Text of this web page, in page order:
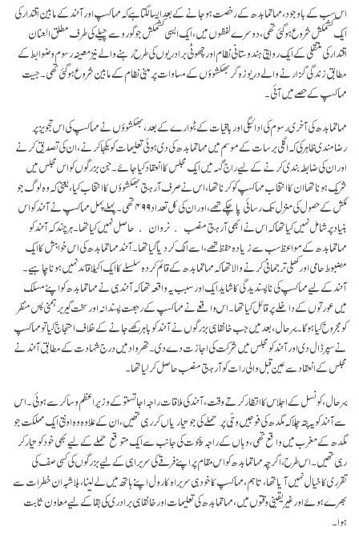
اس سب کے باوجود، مہاتما بدھ کے رخصت ہوجانے کے بعد ایسا لگتا ہے کہ مہاکسپ اور آنند کے مابین اقتدار کی
ایک کشمکش شروع ہوگئی تھی، دوسرے لفظوں میں، ایک ایسی کشمکش جو گورو سے چیلے کی طرف مطلق العنان
اقتدار کی منتقلی کے ایک روایتی ہندوستانی نظام اور چھوٹی برادریوں کی طرح رہنے والے نیز معینہ رسوم و ضوابط کے
مطابق زندگی گزارنے والے دریوزہ گر بھکشوؤں کے مساوات پر مبنی نظام کے مابین شروع ہوگئی تھی۔ جیت
مہاکسپ کے حصے میں آئی۔
مہاتما بدھ کی آخری رسوم کی ادائیگی اور باقیات کے بٹوارے کے بعد، بھکشوؤں نے مہاکسپ کی اس تجویز پر
رضامندی ظاہر کی کہ اگلی برسات کے موسم میں مہاتما بدھ کی دی ہوئی تعلیمات کو یکجا کرنے، ان کی تصدیق کرنے
اور ان کی ضابطہ بندی کرنے کے لیے راج گہہ میں ایک مجلس کا انعقاد کیا جائے۔ جن بزرگوں کو اس مجلس میں
شریک ہونا تھا ان کا انتخاب مہاکسپ کو کرنا تھا، اس نے صرف آرہتی بھکشوؤں کا انتخاب کیا، یعنی کہ وہ لوگ جو
مُکش کے حصول کی منزل تک رسائی پا چکے تھے، اور ان کی کل تعداد ۴۹۹ تھی۔ پہلے پہل مہاکسپ نے آنند کو اس
بنیاد پر شامل نہیں کیا تھا کہ اس نے ابھی آرہتی منصب ﴿نروان﴾ حاصل نہیں کیا تھا۔ ہرچند کہ آنند کو
مہاتما بدھ کے مواعظ سب سے زیادہ حفظ تھے، اسے الگ کر دیا گیا تھا۔ آنند مہاتما بدھ کی اس خواہش کا ایک
مضبوط حامی اور کھلی ترجمانی کرنے والا تھا کہ مہاتما بدھ کے قائم کردہ سلسلے کا ایک اکیلا قائد نہیں ہونا چاہیے۔
آنند کے لیے مہاکسپ کی ناپسندیدگی کا شاید ایک اور سبب یہ واقعہ تھا کہ آنند ہی نے مہاتما بدھ کو اپنے مسلک
میں عورتوں کے داخلے پر قائل کیا تھا۔ اس واقعے نے مہاکسپ کے رجعت پسندانہ اور سخت گیر برہمنی پس منظر
کو مجروح کیا ہوگا۔ بہر حال، بعد میں جب خانقاہی بزرگوں نے آنند کو باہر رکھے جانے کے خلاف احتجاج کیا تو مہاکسپ
نے سپر ڈال دی اور آنند کو مجلس میں شرکت کی اجازت دے دی۔ تھرواد میں درج شہادت کے مطابق آنند نے
مجلس کے انعقاد سے عین قبل والی رات کو آرہتی منصب حاصل کرلیا تھا۔
بہرحال، کونسل کے اجلاس کا انتظار کرتے وقت، آنند کی ملاقات راجہ اجاتستو کے وزیر اعظم وساکر سے ہوئی۔ اس
سے آنند کو یہ پتہ چلا کہ مگدھ کی فوجیں وجّی پر حملے کی جو تیاریاں کر رہی تھیں، ان کے علاوہ وہ اونتی ایک مملکت جو
مگدھ کے مغرب میں واقع تھی، وہاں کے راجہ پجوت کی جانب سے ایک متوقع حملے کے لیے بھی خود کو تیار کر
رہی تھیں۔ اس طرح، اگرچہ مہاتما بدھ کو اس مقام پر اپنے فرقے کی سربراہی کے لیے بزرگوں کی کسی صف کی
تقرری کا خیال نہیں آیا تھا، تاہم، مہاکسپ کا خود ہی سربراہ کا رول اپنے ہاتھ میں لے لینا، بلاشبہ ان خطرات سے
بھرے ہوئے اور غیر یقینی وقتوں میں، مہاتما بدھ کی تعلیمات اور خانقاہی برادری کی بقا کے لیے معاون ثابت
ہوا۔